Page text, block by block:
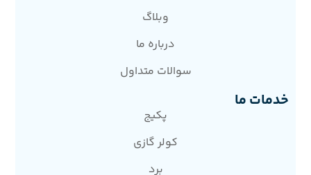
وبلاگ
درباره ما
سوالات متداول
خدمات ما
پکیج
کولر گازی
برد